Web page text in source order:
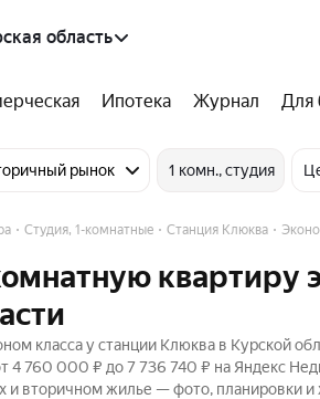
область
Ипотека Журнал Для
рынок 1 комн., студия
Студия, 1-комнатные Станция Клюква
квартиру
класса у станции Клюква в Курской
4 760 000 ₽ до 7 736 740 ₽ на Яндекс
и вторичном жилье — фото, планировки и